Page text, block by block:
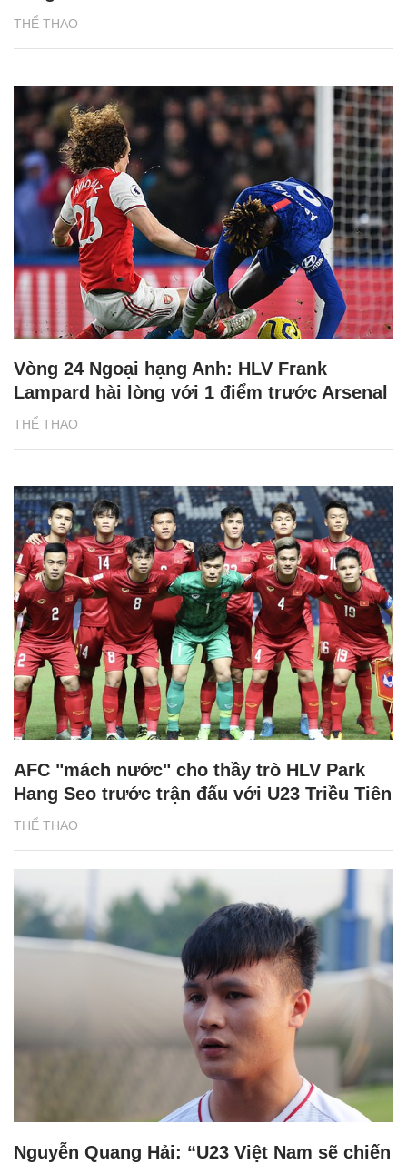
THỂ THAO
THỂ THAO
Vòng 24 Ngoại hạng Anh: HLV Frank
Lampard hài lòng với 1 điểm trước Arsenal
THỂ THAO
AFC "mách nước" cho thầy trò HLV Park
Hang Seo trước trận đấu với U23 Triều Tiên
Nguyễn Quang Hải: “U23 Việt Nam sẽ chiến